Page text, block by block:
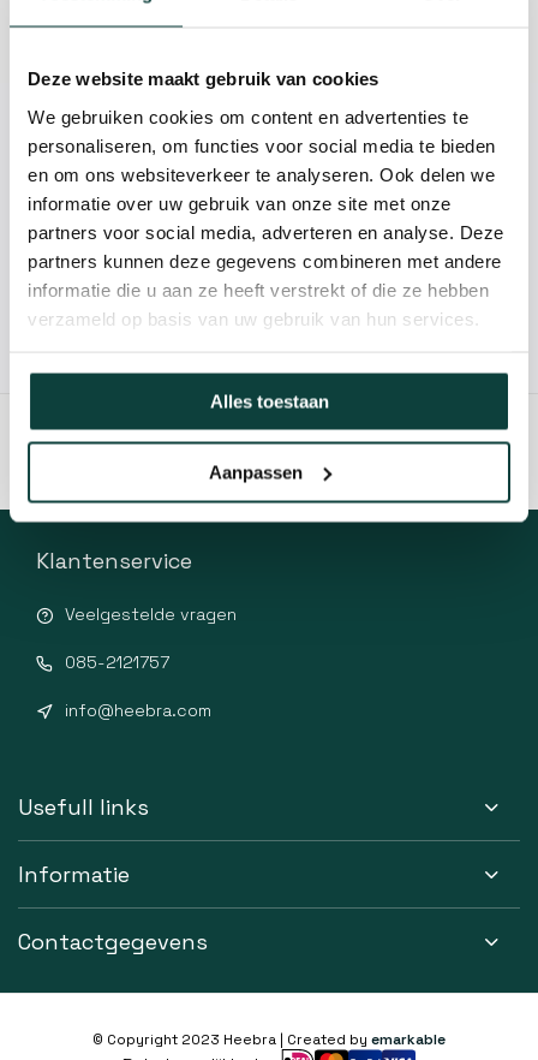
Deze website maakt gebruik van cookies
We gebruiken cookies om content en advertenties te
personaliseren, om functies voor social media te bieden
en om ons websiteverkeer te analyseren. Ook delen we
informatie over uw gebruik van onze site met onze
partners voor social media, adverteren en analyse. Deze
partners kunnen deze gegevens combineren met andere
informatie die u aan ze heeft verstrekt of die ze hebben
verzameld op basis van uw gebruik van hun services.
Alles toestaan
Aanpassen
Kunnen we je helpen?
085-2121757
info@heebra.com
Klantenservice
Veelgestelde vragen
085-2121757
info@heebra.com
Usefull links
Informatie
Contactgegevens
© Copyright 2023 Heebra | Created by emarkable